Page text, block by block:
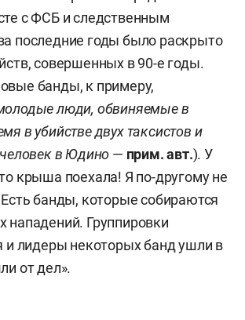
с ФСБ и следственным
последние годы было раскрыто
совершенных в 90-е годы.
банды, к примеру,
люди, обвиняемые в
в убийстве двух таксистов и
в Юдино — прим. авт.). У
крыша поехала! Я по-другому не
банды, которые собираются
нападений. Группировки
и лидеры некоторых банд ушли в
от дел».